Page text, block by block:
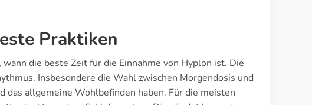
Praktiken
die beste Zeit für die Einnahme von Hyplon ist. Die
Insbesondere die Wahl zwischen Morgendosis und
das allgemeine Wohlbefinden haben. Für die meisten